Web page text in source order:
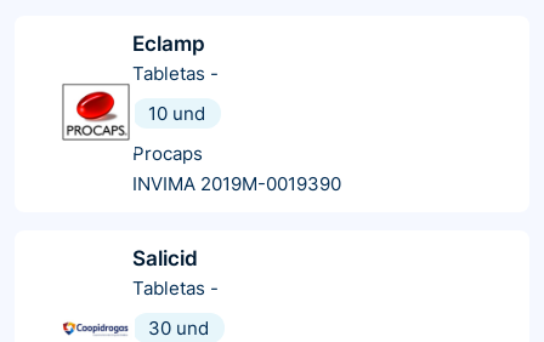
Eclamp
Tabletas -
10 und
Procaps
INVIMA 2019M-0019390
Salicid
Tabletas -
30 und